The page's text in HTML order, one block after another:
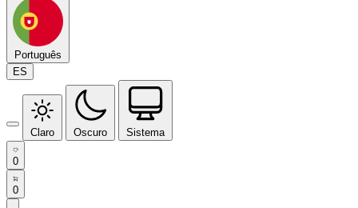
Português
ES
Claro Oscuro Sistema
0
0